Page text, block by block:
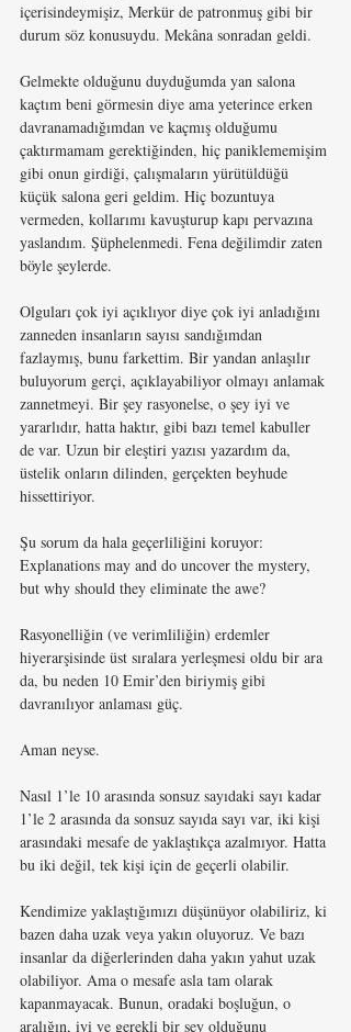
içerisindeymişiz, Merkür de patronmuş gibi bir
durum söz konusuydu. Mekâna sonradan geldi.
Gelmekte olduğunu duyduğumda yan salona
kaçtım beni görmesin diye ama yeterince erken
davranamadığımdan ve kaçmış olduğumu
çaktırmamam gerektiğinden, hiç paniklememişim
gibi onun girdiği, çalışmaların yürütüldüğü
küçük salona geri geldim. Hiç bozuntuya
vermeden, kollarımı kavuşturup kapı pervazına
yaslandım. Şüphelenmedi. Fena değilimdir zaten
böyle şeylerde.
Olguları çok iyi açıklıyor diye çok iyi anladığını
zanneden insanların sayısı sandığımdan
fazlaymış, bunu farkettim. Bir yandan anlaşılır
buluyorum gerçi, açıklayabiliyor olmayı anlamak
zannetmeyi. Bir şey rasyonelse, o şey iyi ve
yararlıdır, hatta haktır, gibi bazı temel kabuller
de var. Uzun bir eleştiri yazısı yazardım da,
üstelik onların dilinden, gerçekten beyhude
hissettiriyor.
Şu sorum da hala geçerliliğini koruyor:
Explanations may and do uncover the mystery,
but why should they eliminate the awe?
Rasyonelliğin (ve verimliliğin) erdemler
hiyerarşisinde üst sıralara yerleşmesi oldu bir ara
da, bu neden 10 Emir’den biriymiş gibi
davranılıyor anlaması güç.
Aman neyse.
Nasıl 1’le 10 arasında sonsuz sayıdaki sayı kadar
1’le 2 arasında da sonsuz sayıda sayı var, iki kişi
arasındaki mesafe de yaklaştıkça azalmıyor. Hatta
bu iki değil, tek kişi için de geçerli olabilir.
Kendimize yaklaştığımızı düşünüyor olabiliriz, ki
bazen daha uzak veya yakın oluyoruz. Ve bazı
insanlar da diğerlerinden daha yakın yahut uzak
olabiliyor. Ama o mesafe asla tam olarak
kapanmayacak. Bunun, oradaki boşluğun, o
aralığın, iyi ve gerekli bir şey olduğunu